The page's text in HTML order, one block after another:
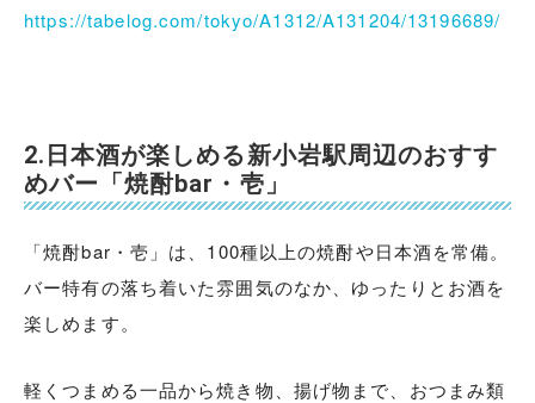
https://tabelog.com/tokyo/A1312/A131204/13196689/
2.日本酒が楽しめる新小岩駅周辺のおすす
めバー「焼酎bar・壱」
「焼酎bar・壱」は、100種以上の焼酎や日本酒を常備。
バー特有の落ち着いた雰囲気のなか、ゆったりとお酒を
楽しめます。
軽くつまめる一品から焼き物、揚げ物まで、おつまみ類